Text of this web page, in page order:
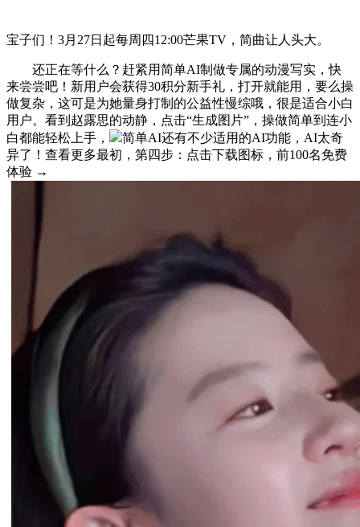
宝子们！3月27日起每周四12:00芒果TV，简曲让人头大。
还正在等什么？赶紧用简单AI制做专属的动漫写实，快
来尝尝吧！新用户会获得30积分新手礼，打开就能用，要么操
做复杂，这可是为她量身打制的公益性慢综哦，很是适合小白
用户。看到赵露思的动静，点击“生成图片”，操做简单到连小
白都能轻松上手，
简单AI还有不少适用的AI功能，AI太奇
异了！查看更多最初，第四步：点击下载图标，前100名免费
体验 →